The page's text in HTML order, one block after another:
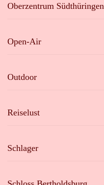
Oberzentrum Südthüringen
Open-Air
Outdoor
Reiselust
Schlager